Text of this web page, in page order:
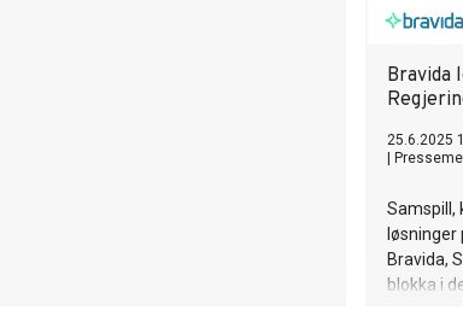
Bravida
25.6.2025
Samspill,
Bravida,
blokka i